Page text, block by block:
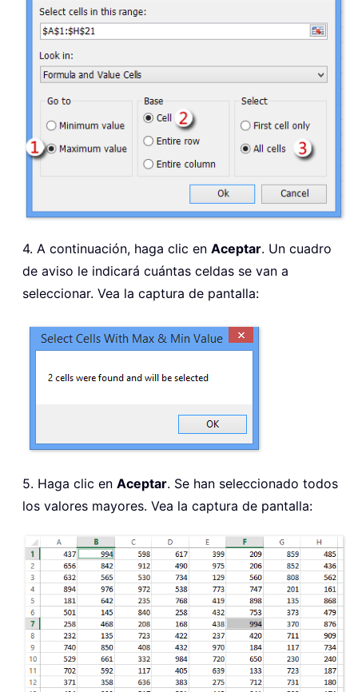
4. A continuación, haga clic en Aceptar. Un cuadro
de aviso le indicará cuántas celdas se van a
seleccionar. Vea la captura de pantalla:
5. Haga clic en Aceptar. Se han seleccionado todos
los valores mayores. Vea la captura de pantalla: